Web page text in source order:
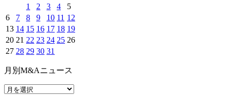
1
2 3 4
5
6
7 8 9 10 11 12
13 14 15 16 17 18 19
20 21 22 23 24 25 26
27 28 29 30 31
月別M&Aニュース